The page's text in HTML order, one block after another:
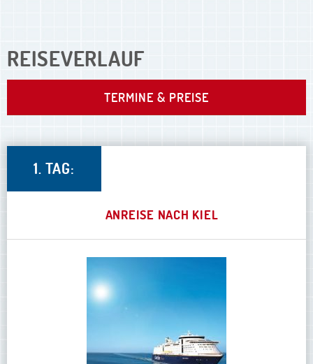
REISEVERLAUF
TERMINE & PREISE
1. TAG:
ANREISE NACH KIEL